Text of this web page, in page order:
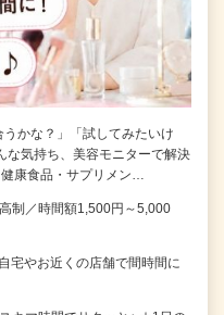
うかな？」「試してみたいけ
気持ち、美容モニターで解決
康食品・サプリメン…
制／時間額1,500円～5,000
やお近くの店舗で間時間に